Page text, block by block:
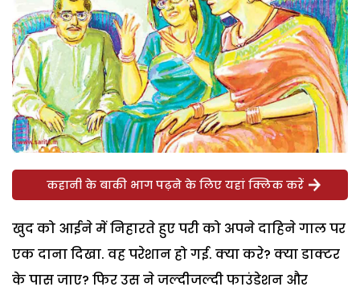
कहानी के बाकी भाग पढ़ने के लिए यहां क्लिक करें
खुद को आईने में निहारते हुए परी को अपने दाहिने गाल पर
एक दाना दिखा. वह परेशान हो गई. क्या करे? क्या डाक्टर
के पास जाए? फिर उस ने जल्दीजल्दी फाउंडेशन और